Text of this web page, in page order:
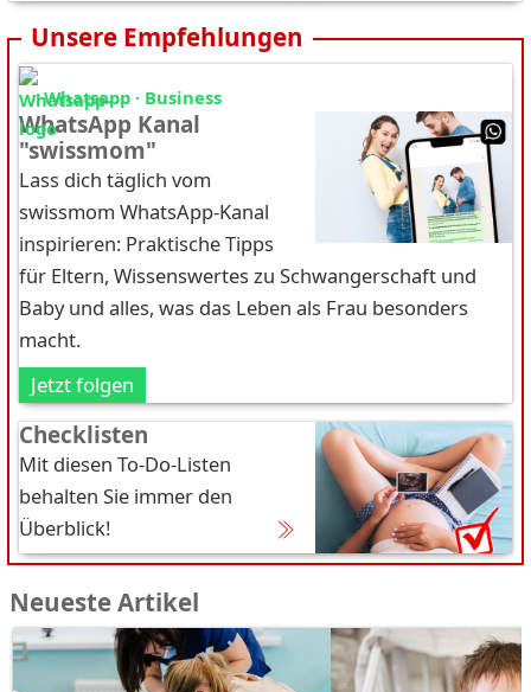
Unsere Empfehlungen
Whatsapp · Business
WhatsApp Kanal
"swissmom"
Lass dich täglich vom
swissmom WhatsApp-Kanal
inspirieren: Praktische Tipps
für Eltern, Wissenswertes zu Schwangerschaft und
Baby und alles, was das Leben als Frau besonders
macht.
Jetzt folgen
Checklisten
Mit diesen To-Do-Listen
behalten Sie immer den
Überblick!
Neueste Artikel